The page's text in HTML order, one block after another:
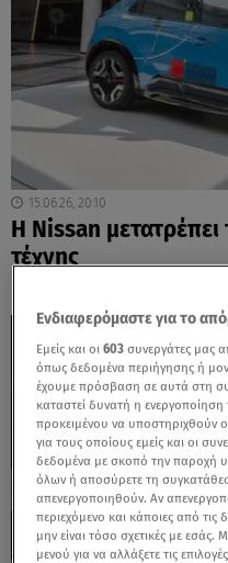
15.06.26, 20:10
Η Nissan μετατρέπει
τέχνης
Ενδιαφερόμαστε για το
Εμείς και οι603 συνεργάτες μας
όπως δεδομένα περιήγησης ή
έχουμε πρόσβαση σε αυτά στη
καταστεί δυνατή η
προκειμένου να υποστηριχθούν
για τους οποίους εμείς και οι
δεδομένα με σκοπό την παροχή
όλων ή αποσύρετε τη
απενεργοποιηθούν. Αν
περιεχόμενο και κάποιες από τις
μην είναι τόσο σχετικές με εσάς.
μενού για να αλλάξετε τις